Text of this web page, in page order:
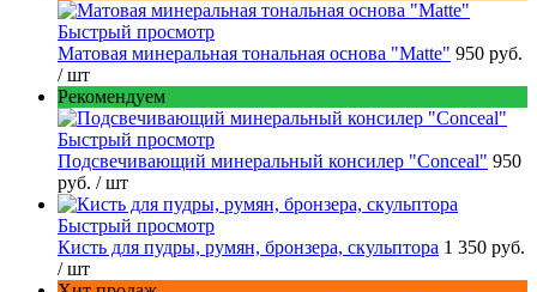
Быстрый просмотр
Матовая минеральная тональная основа "Matte" 950 руб.
/ шт
Рекомендуем
Быстрый просмотр
Подсвечивающий минеральный консилер "Conceal" 950
руб. / шт
Быстрый просмотр
Кисть для пудры, румян, бронзера, скульптора 1 350 руб.
/ шт